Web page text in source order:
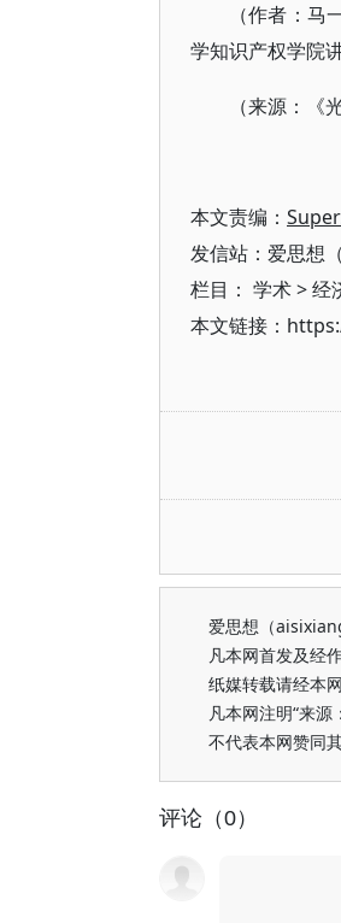
（作者：
学知识产权学院
（来源：《
本文责编：
发信站：爱思想
栏目： 学术>经
本文链接：
爱思想（
凡本网首发及经
纸媒转载请经本
凡本网注明“来
不代表本网赞同
评论（0）